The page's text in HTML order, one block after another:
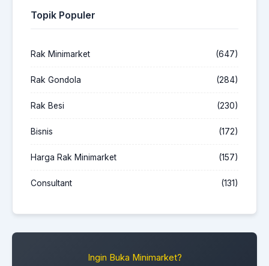
Topik Populer
Rak Minimarket (647)
Rak Gondola (284)
Rak Besi (230)
Bisnis (172)
Harga Rak Minimarket (157)
Consultant (131)
Ingin Buka Minimarket?